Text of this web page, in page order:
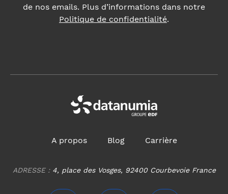
de nos emails. Plus d’informations dans notre
Politique de confidentialité.
A propos Blog Carrière
ADRESSE : 4, place des Vosges, 92400 Courbevoie France